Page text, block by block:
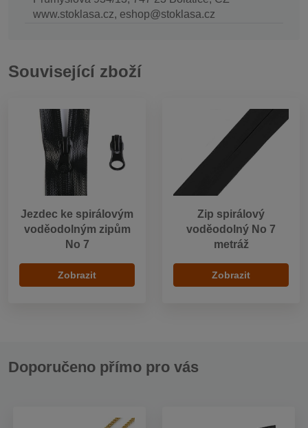
www.stoklasa.cz, eshop@stoklasa.cz
Související zboží
Jezdec ke spirálovým
voděodolným zipům
No 7
Zobrazit
Zip spirálový
voděodolný No 7
metráž
Zobrazit
Doporučeno přímo pro vás